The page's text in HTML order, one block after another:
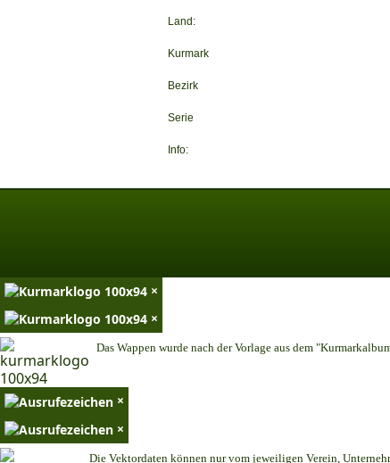
Land:
Kurmark
Bezirk
Serie
Info:
×
×
Das Wappen wurde nach der Vorlage aus dem
×
×
Die Vektordaten können nur vom jeweiligen Verein,